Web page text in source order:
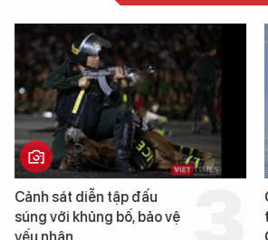
Cảnh sát diễn tập đấu
súng với khủng bố, bảo vệ